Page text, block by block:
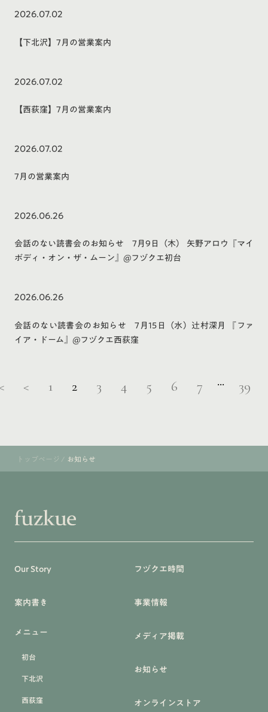
2026.07.02
【下北沢】7月の営業案内
2026.07.02
【西荻窪】7月の営業案内
2026.07.02
7月の営業案内
2026.06.26
会話のない読書会のお知らせ 7月9日（木） 矢野アロウ『マイ
ボディ・オン・ザ・ムーン』@フヅクエ初台
2026.06.26
会話のない読書会のお知らせ 7月15日（水）辻村深月 『ファ
イア・ドーム』@フヅクエ西荻窪
< 1 2 3 4 5 6 7 ... 39
トップページ / お知らせ
Our Story
案内書き
メニュー
初台
下北沢
西荻窪
フヅクエ時間
事業情報
メディア掲載
お知らせ
オンラインストア